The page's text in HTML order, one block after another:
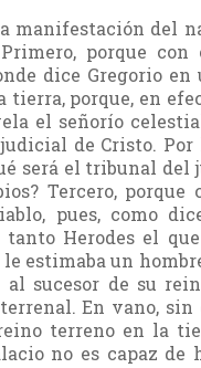
manifestación del
porque con
dice Gregorio
tierra, porque, en
el señorío
de Cristo.
será el tribunal del
Tercero, porque
pues, como
tanto Herodes el
estimaba un
sucesor de su
En vano, sin
terreno en la
no es capaz de